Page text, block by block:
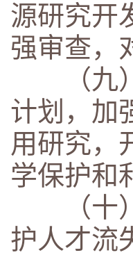
源研究开
强审查，
（九）
计划，加
用研究，
学保护和
（十）
护人才流